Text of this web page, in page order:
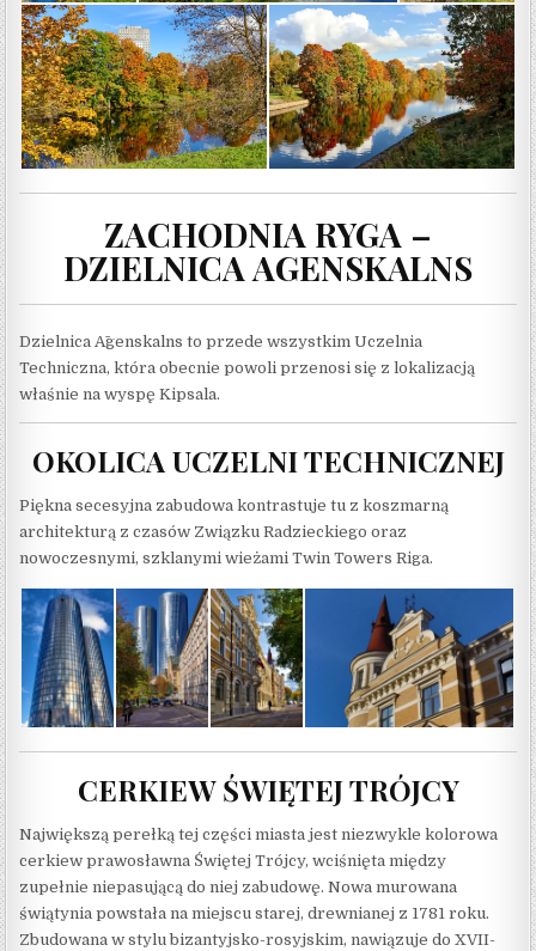
ZACHODNIA RYGA –
DZIELNICA AGENSKALNS
Dzielnica Āgenskalns to przede wszystkim Uczelnia
Techniczna, która obecnie powoli przenosi się z lokalizacją
właśnie na wyspę Kipsala.
OKOLICA UCZELNI TECHNICZNEJ
Piękna secesyjna zabudowa kontrastuje tu z koszmarną
architekturą z czasów Związku Radzieckiego oraz
nowoczesnymi, szklanymi wieżami Twin Towers Riga.
CERKIEW ŚWIĘTEJ TRÓJCY
Największą perełką tej części miasta jest niezwykle kolorowa
cerkiew prawosławna Świętej Trójcy, wciśnięta między
zupełnie niepasującą do niej zabudowę. Nowa murowana
świątynia powstała na miejscu starej, drewnianej z 1781 roku.
Zbudowana w stylu bizantyjsko-rosyjskim, nawiązuje do XVII-